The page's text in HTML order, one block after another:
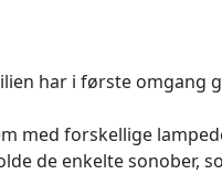
har i første omgang
med forskellige
de enkelte sonober,